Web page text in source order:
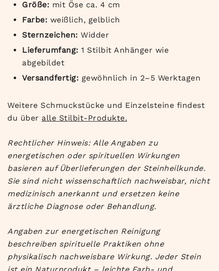
Größe: mit Öse ca. 4 cm
Farbe: weißlich, gelblich
Sternzeichen: Widder
Lieferumfang: 1 Stilbit Anhänger wie
abgebildet
Versandfertig: gewöhnlich in 2–5 Werktagen
Weitere Schmuckstücke und Einzelsteine findest
du über alle Stilbit-Produkte.
Rechtlicher Hinweis: Alle Angaben zu
energetischen oder spirituellen Wirkungen
basieren auf Überlieferungen der Steinheilkunde.
Sie sind nicht wissenschaftlich nachweisbar, nicht
medizinisch anerkannt und ersetzen keine
ärztliche Diagnose oder Behandlung.
Angaben zur energetischen Reinigung
beschreiben spirituelle Praktiken ohne
physikalisch nachweisbare Wirkung. Jeder Stein